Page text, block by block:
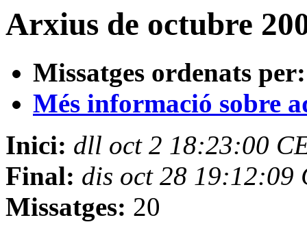
Arxius de octubre
Missatges ordenats per:
Més informació sobre
Inici: dll oct 2 18:23:00
Final: dis oct 28 19:12:09
Missatges: 20